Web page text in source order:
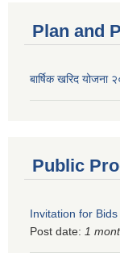
Plan and
बार्षिक खरिद योजना
Public
Invitation for Bids
Post date: 1